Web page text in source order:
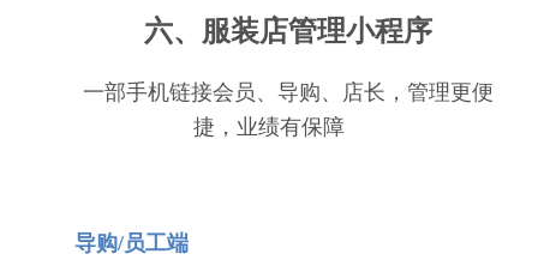
六、服装店管理小程序
一部手机链接会员、导购、店长，管理更便
捷，业绩有保障
导购/员工端